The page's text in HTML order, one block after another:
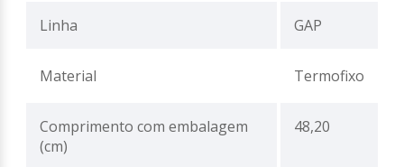
Linha GAP
Material Termofixo
Comprimento com embalagem
(cm)
48,20